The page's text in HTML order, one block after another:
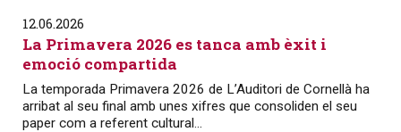
12.06.2026
La Primavera 2026 es tanca amb èxit i
emoció compartida
La temporada Primavera 2026 de L’Auditori de Cornellà ha
arribat al seu final amb unes xifres que consoliden el seu
paper com a referent cultural...